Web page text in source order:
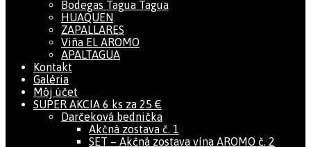
Bodegas Tagua Tagua
HUAQUEN
ZAPALLARES
Viña EL AROMO
APALTAGUA
Kontakt
Galéria
Môj účet
SUPER AKCIA 6 ks za 25 €
Darčeková bednička
Akčná zostava č. 1
SET – Akčná zostava vína AROMO č. 2